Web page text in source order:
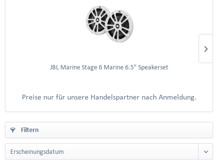
JBL Marine Stage 6 Marine 6.5" Speakerset
Preise nur für unsere Handelspartner nach Anmeldung.
Filtern